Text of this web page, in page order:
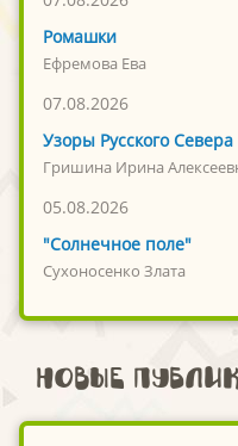
Ромашки
Ефремова Ева
07.08.2026
Узоры Русского Севера
Гришина Ирина
05.08.2026
"Солнечное поле"
Сухоносенко Злата
Новые